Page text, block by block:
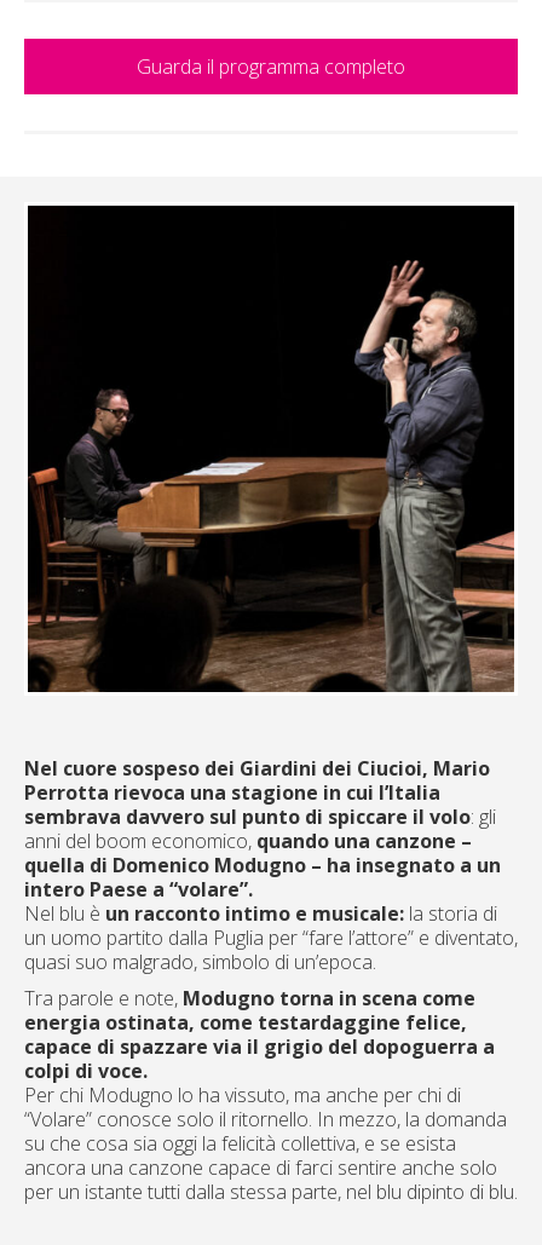
Guarda il programma completo
Nel cuore sospeso dei Giardini dei Ciucioi, Mario
Perrotta rievoca una stagione in cui l’Italia
sembrava davvero sul punto di spiccare il volo: gli
anni del boom economico, quando una canzone –
quella di Domenico Modugno – ha insegnato a un
intero Paese a “volare”.
Nel blu è un racconto intimo e musicale: la storia di
un uomo partito dalla Puglia per “fare l’attore” e diventato,
quasi suo malgrado, simbolo di un’epoca.
Tra parole e note, Modugno torna in scena come
energia ostinata, come testardaggine felice,
capace di spazzare via il grigio del dopoguerra a
colpi di voce.
Per chi Modugno lo ha vissuto, ma anche per chi di
“Volare” conosce solo il ritornello. In mezzo, la domanda
su che cosa sia oggi la felicità collettiva, e se esista
ancora una canzone capace di farci sentire anche solo
per un istante tutti dalla stessa parte, nel blu dipinto di blu.